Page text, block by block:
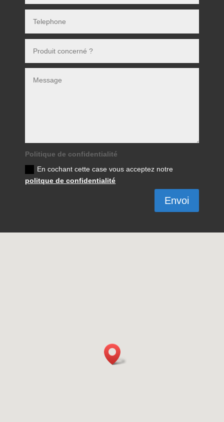
Politique de confidentialité
En cochant cette case vous acceptez notre
politque de confidentialité
Envoi